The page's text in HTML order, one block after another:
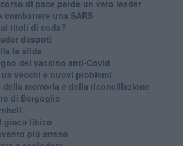
di pace perde un vero leader
combattere una SARS
titoli di coda?
despoti
la sfida
del vaccino anti-Covid
vecchi e nuovi problemi
memoria e della riconciliazione
di Bergoglio
gioco libico
più atteso